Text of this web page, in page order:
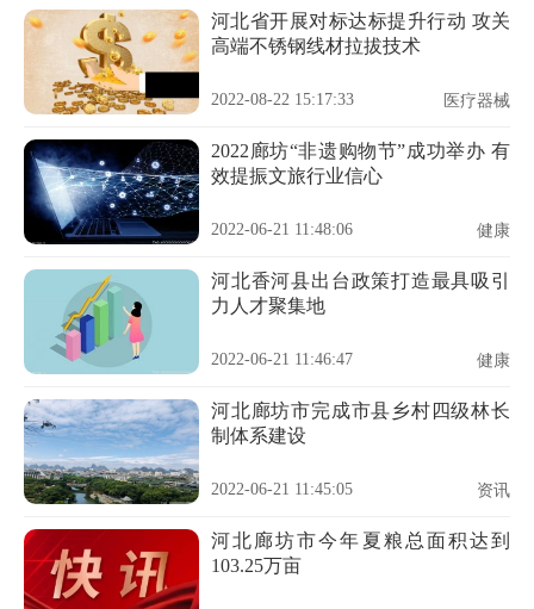
河北省开展对标达标提升行动 攻关
高端不锈钢线材拉拔技术
2022-08-22 15:17:33 医疗器械
2022廊坊“非遗购物节”成功举办 有
效提振文旅行业信心
2022-06-21 11:48:06 健康
河北香河县出台政策打造最具吸引
力人才聚集地
2022-06-21 11:46:47 健康
河北廊坊市完成市县乡村四级林长
制体系建设
2022-06-21 11:45:05 资讯
河北廊坊市今年夏粮总面积达到
103.25万亩